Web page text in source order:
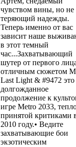
чувством вины, но не
теряющий надежды.
Теперь именно от вас
зависит наше
в этот темный
час...Захватывающий
шутер от первого
отличным сюжетом
Last Light & #9472 это
долгожданное
продолжение к
игре Metro 2033,
принятой критиками
2010 году.• Ведите
захватывающие бои
экзотическим